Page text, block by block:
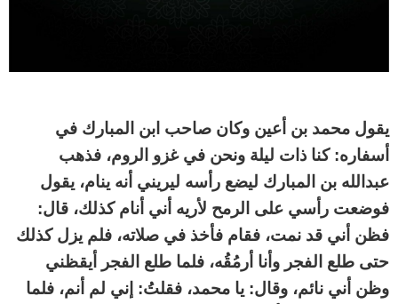
يقول محمد بن أعين وكان صاحب ابن المبارك في
أسفاره: كنا ذات ليلة ونحن في غزو الروم، فذهب
عبدالله بن المبارك ليضع رأسه ليريني أنه ينام، يقول
فوضعت رأسي على الرمح لأريه أني أنام كذلك، قال:
فظن أني قد نمت، فقام فأخذ في صلاته، فلم يزل كذلك
حتى طلع الفجر وأنا أرمُقُه، فلما طلع الفجر أيقظني
وظن أني نائم، وقال: يا محمد، فقلتُ: إني لم أنم، فلما